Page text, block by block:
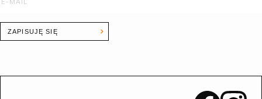
ZAPISUJĘ SIĘ